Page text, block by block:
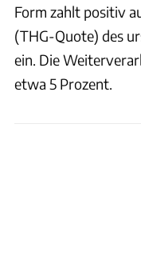
Form zahlt positiv
(THG-Quote) des
ein. Die
etwa 5 Prozent.